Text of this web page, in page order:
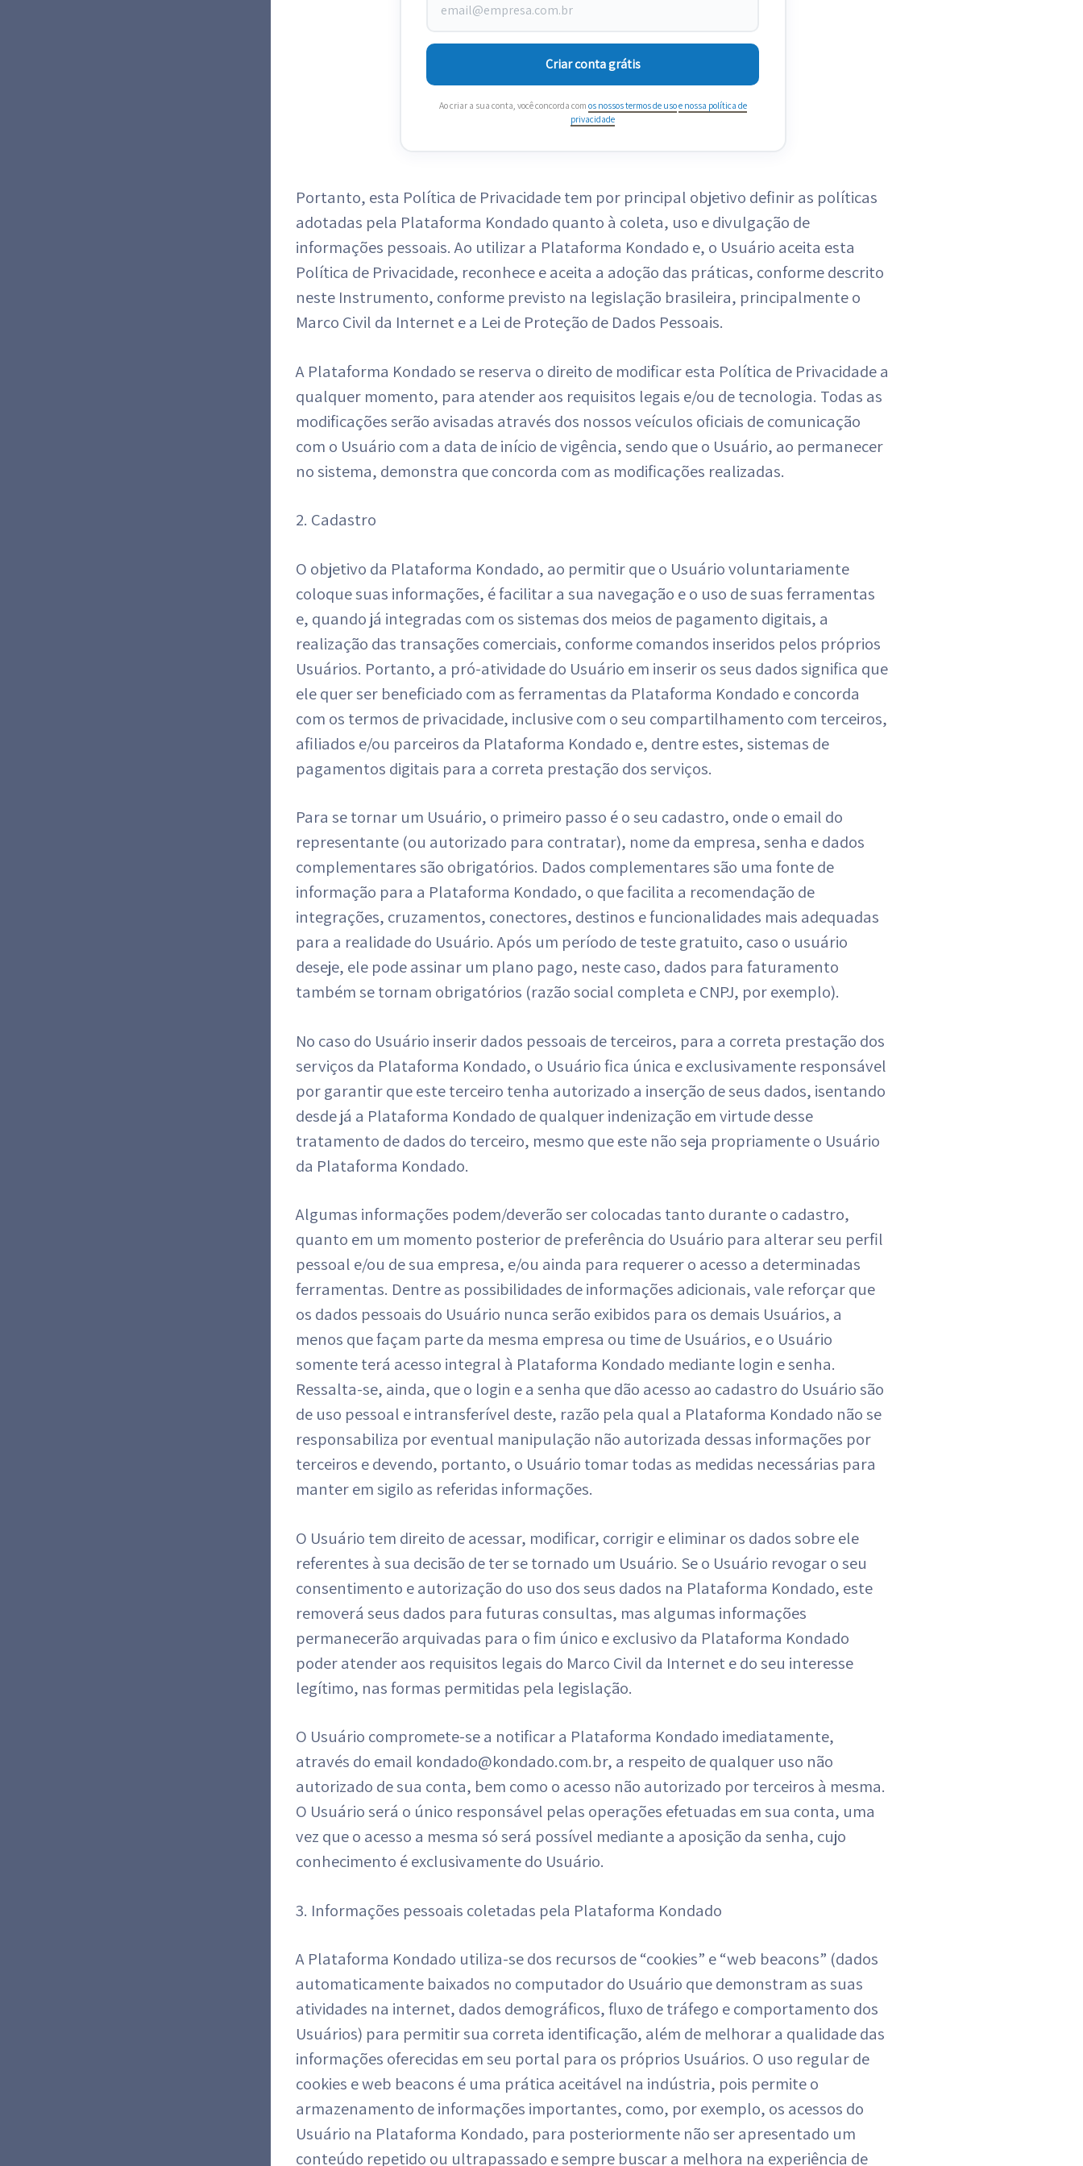
Criar conta grátis
Ao criar a sua conta, você concorda com os nossos termos de usoe nossa política de
privacidade
Portanto, esta Política de Privacidade tem por principal objetivo definir as políticas
adotadas pela Plataforma Kondado quanto à coleta, uso e divulgação de
informações pessoais. Ao utilizar a Plataforma Kondado e, o Usuário aceita esta
Política de Privacidade, reconhece e aceita a adoção das práticas, conforme descrito
neste Instrumento, conforme previsto na legislação brasileira, principalmente o
Marco Civil da Internet e a Lei de Proteção de Dados Pessoais.
A Plataforma Kondado se reserva o direito de modificar esta Política de Privacidade a
qualquer momento, para atender aos requisitos legais e/ou de tecnologia. Todas as
modificações serão avisadas através dos nossos veículos oficiais de comunicação
com o Usuário com a data de início de vigência, sendo que o Usuário, ao permanecer
no sistema, demonstra que concorda com as modificações realizadas.
2. Cadastro
O objetivo da Plataforma Kondado, ao permitir que o Usuário voluntariamente
coloque suas informações, é facilitar a sua navegação e o uso de suas ferramentas
e, quando já integradas com os sistemas dos meios de pagamento digitais, a
realização das transações comerciais, conforme comandos inseridos pelos próprios
Usuários. Portanto, a pró-atividade do Usuário em inserir os seus dados significa que
ele quer ser beneficiado com as ferramentas da Plataforma Kondado e concorda
com os termos de privacidade, inclusive com o seu compartilhamento com terceiros,
afiliados e/ou parceiros da Plataforma Kondado e, dentre estes, sistemas de
pagamentos digitais para a correta prestação dos serviços.
Para se tornar um Usuário, o primeiro passo é o seu cadastro, onde o email do
representante (ou autorizado para contratar), nome da empresa, senha e dados
complementares são obrigatórios. Dados complementares são uma fonte de
informação para a Plataforma Kondado, o que facilita a recomendação de
integrações, cruzamentos, conectores, destinos e funcionalidades mais adequadas
para a realidade do Usuário. Após um período de teste gratuito, caso o usuário
deseje, ele pode assinar um plano pago, neste caso, dados para faturamento
também se tornam obrigatórios (razão social completa e CNPJ, por exemplo).
No caso do Usuário inserir dados pessoais de terceiros, para a correta prestação dos
serviços da Plataforma Kondado, o Usuário fica única e exclusivamente responsável
por garantir que este terceiro tenha autorizado a inserção de seus dados, isentando
desde já a Plataforma Kondado de qualquer indenização em virtude desse
tratamento de dados do terceiro, mesmo que este não seja propriamente o Usuário
da Plataforma Kondado.
Algumas informações podem/deverão ser colocadas tanto durante o cadastro,
quanto em um momento posterior de preferência do Usuário para alterar seu perfil
pessoal e/ou de sua empresa, e/ou ainda para requerer o acesso a determinadas
ferramentas. Dentre as possibilidades de informações adicionais, vale reforçar que
os dados pessoais do Usuário nunca serão exibidos para os demais Usuários, a
menos que façam parte da mesma empresa ou time de Usuários, e o Usuário
somente terá acesso integral à Plataforma Kondado mediante login e senha.
Ressalta-se, ainda, que o login e a senha que dão acesso ao cadastro do Usuário são
de uso pessoal e intransferível deste, razão pela qual a Plataforma Kondado não se
responsabiliza por eventual manipulação não autorizada dessas informações por
terceiros e devendo, portanto, o Usuário tomar todas as medidas necessárias para
manter em sigilo as referidas informações.
O Usuário tem direito de acessar, modificar, corrigir e eliminar os dados sobre ele
referentes à sua decisão de ter se tornado um Usuário. Se o Usuário revogar o seu
consentimento e autorização do uso dos seus dados na Plataforma Kondado, este
removerá seus dados para futuras consultas, mas algumas informações
permanecerão arquivadas para o fim único e exclusivo da Plataforma Kondado
poder atender aos requisitos legais do Marco Civil da Internet e do seu interesse
legítimo, nas formas permitidas pela legislação.
O Usuário compromete-se a notificar a Plataforma Kondado imediatamente,
através do email kondado@kondado.com.br, a respeito de qualquer uso não
autorizado de sua conta, bem como o acesso não autorizado por terceiros à mesma.
O Usuário será o único responsável pelas operações efetuadas em sua conta, uma
vez que o acesso a mesma só será possível mediante a aposição da senha, cujo
conhecimento é exclusivamente do Usuário.
3. Informações pessoais coletadas pela Plataforma Kondado
A Plataforma Kondado utiliza-se dos recursos de “cookies” e “web beacons” (dados
automaticamente baixados no computador do Usuário que demonstram as suas
atividades na internet, dados demográficos, fluxo de tráfego e comportamento dos
Usuários) para permitir sua correta identificação, além de melhorar a qualidade das
informações oferecidas em seu portal para os próprios Usuários. O uso regular de
cookies e web beacons é uma prática aceitável na indústria, pois permite o
armazenamento de informações importantes, como, por exemplo, os acessos do
Usuário na Plataforma Kondado, para posteriormente não ser apresentado um
conteúdo repetido ou ultrapassado e sempre buscar a melhora na experiência de